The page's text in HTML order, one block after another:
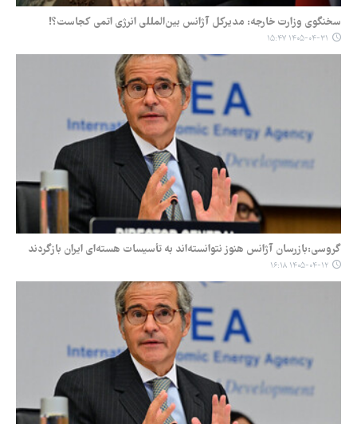
سخنگوی وزارت خارجه: مدیرکل آژانس بین‌المللی انرژی اتمی کجاست؟!
۱۴۰۵-۰۴-۳۱ ۱۵:۴۷
گروسی:بازرسان ‌آژانس هنوز نتوانسته‌اند به تأسیسات هسته‌ای ایران بازگردند
۱۴۰۵-۰۴-۱۲ ۱۶:۱۸